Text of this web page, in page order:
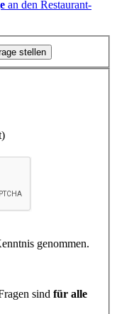
an den Restaurant-
stellen
genommen.
sind für alle